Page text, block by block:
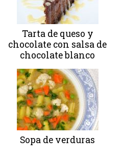
Tarta de queso y
chocolate con salsa de
chocolate blanco
Sopa de verduras